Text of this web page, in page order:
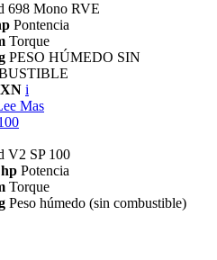
698 Mono RVE
Pontencia
Torque
PESO HÚMEDO SIN
i
Mas
V2 SP 100
Potencia
Torque
Peso húmedo (sin combustible)